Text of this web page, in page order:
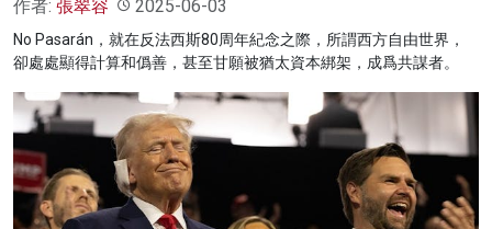
作者: 張翠容 2025-06-03
No Pasarán，就在反法西斯80周年紀念之際，所謂西方自由世界，
卻處處顯得計算和僞善，甚至甘願被猶太資本綁架，成爲共謀者。